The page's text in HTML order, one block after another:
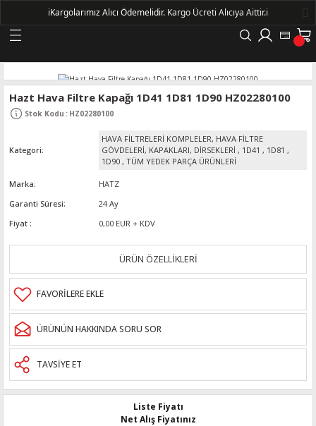
Geri Dön
Hazt Hava Filtre Kapağı 1D41 1D81 1D90 HZ02280100
Stok Kodu : HZ02280100
Kategori
HAVA FİLTRELERİ KOMPLELER, HAVA FİLTRE
GÖVDELERİ, KAPAKLARI, DİRSEKLERİ , 1D41 , 1D81 ,
1D90 , TÜM YEDEK PARÇA ÜRÜNLERİ
Marka
HATZ
Garanti Süresi
24 Ay
Fiyat
0,00 EUR + KDV
ÜRÜN ÖZELLİKLERİ
ÜRÜNÜN HAKKINDA SORU SOR
TAVSİYE ET
Liste Fiyatı
Net Alış Fiyatınız
ℹ️Kargolarımız Alıcı Ödemelidir. Kargo Ücreti Alıcıya Aittir.ℹ️